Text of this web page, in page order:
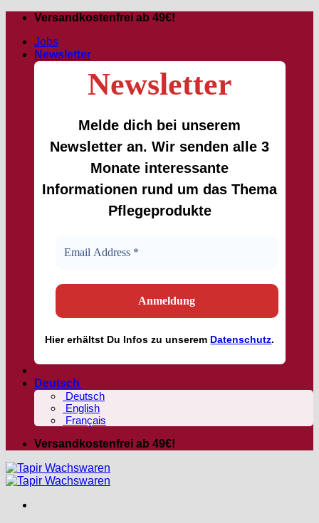
Zum
springen
Versandkostenfrei ab 49€!
Jobs
Newsletter
Newsletter
Melde dich bei unserem
Newsletter an. Wir senden alle 3
Monate interessante
Informationen rund um das Thema
Pflegeprodukte
Hiererhältst Du Infos zu unserem Datenschutz.
Deutsch
Deutsch
English
Français
Versandkostenfrei ab 49€!